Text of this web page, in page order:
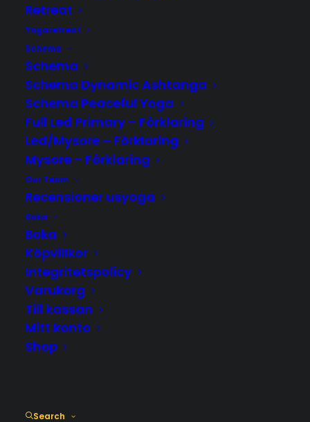
Retreat
Yogaretreat
Schema
Schema
Schema Dynamic Ashtanga
Schema Peaceful Yoga
Full Led Primary – Förklaring
Led/Mysore – Förklaring
Mysore – Förklaring
Our Team
Recensioner usyoga
Boka
Boka
Köpvillkor
Integritetspolicy
Varukorg
Till kassan
Mitt konto
Shop
Search
På gång inom kort